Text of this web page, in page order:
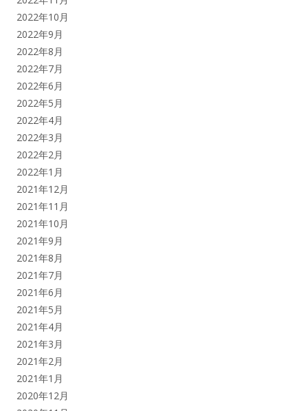
2022年10月
2022年9月
2022年8月
2022年7月
2022年6月
2022年5月
2022年4月
2022年3月
2022年2月
2022年1月
2021年12月
2021年11月
2021年10月
2021年9月
2021年8月
2021年7月
2021年6月
2021年5月
2021年4月
2021年3月
2021年2月
2021年1月
2020年12月